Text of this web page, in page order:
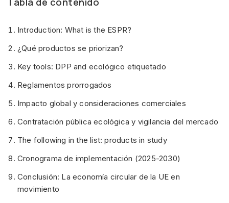
Introduction: What is the ESPR?
¿Qué productos se priorizan?
Key tools: DPP and ecológico etiquetado
Reglamentos prorrogados
Impacto global y consideraciones comerciales
Contratación pública ecológica y vigilancia del mercado
The following in the list: products in study
Cronograma de implementación (2025-2030)
Conclusión: La economía circular de la UE en
movimiento